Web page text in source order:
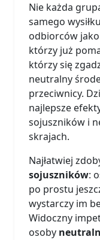
Nie każda
samego
odbiorców
którzy już
którzy się
neutralny
przeciwnicy.
najlepsze
sojuszników i
skrajach.
Najłatwiej
sojuszników:
po prostu
wystarczy im
Widoczny
osoby